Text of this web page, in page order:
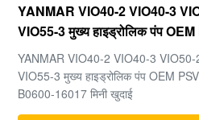
Kubota U20-3 U25-3 अंतिम
230F OEM ट्रैवल मोटर
RB559-61290 RC157-78000
कुबोटा U20-3 U25-3 मिनी खुदाई मशीन के
MAG-18VP-230F ट्रैवल मोटर
RB559-61290 RC157-78000